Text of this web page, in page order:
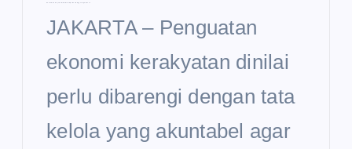
JAKARTA – Penguatan
ekonomi kerakyatan dinilai
perlu dibarengi dengan tata
kelola yang akuntabel agar